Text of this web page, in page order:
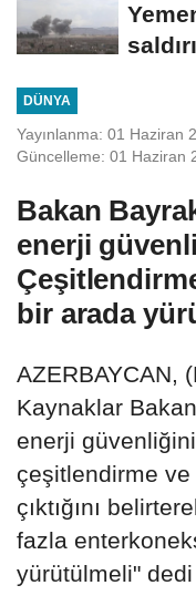
DÜNYA
Yayınlanma: 01 Haziran
Güncelleme: 01 Haziran
Bakan
enerji
bir arada
AZERBAYCAN,
Kaynaklar
enerji
çeşitlendirme ve
çıktığını
fazla
yürütülmeli" dedi